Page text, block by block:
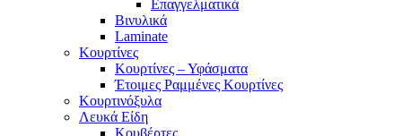
Επαγγελματικά
Βινυλικά
Laminate
Κουρτίνες
Κουρτίνες – Υφάσματα
Έτοιμες Ραμμένες Κουρτίνες
Κουρτινόξυλα
Λευκά Είδη
Κουβέρτες